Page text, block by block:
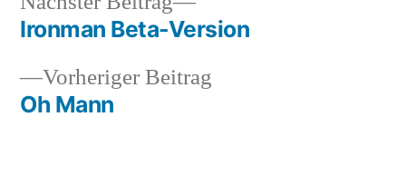
regierung
Beitragsnavigation
Vorheriger Beitrag
Oh Mann
Beitrag:
Ironman Beta-Version